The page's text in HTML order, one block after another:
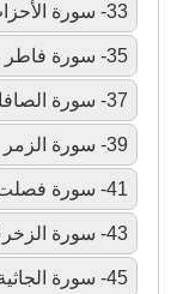
33- سورة الأحزاب
35- سورة فاطر
37- سورة الصافات
39- سورة الزمر
41- سورة فصلت
43- سورة الزخرف
45- سورة الجاثية